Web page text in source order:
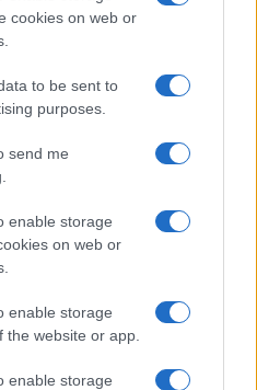
cookies on web or
to be sent to
purposes.
send me
enable storage
on web or
enable storage
the website or app.
enable storage
a Catania, ma il tour
ci sono”
e Alfa: Olbia ombelico del
Maddalena, la vicesindaco:
per visita privata̶…